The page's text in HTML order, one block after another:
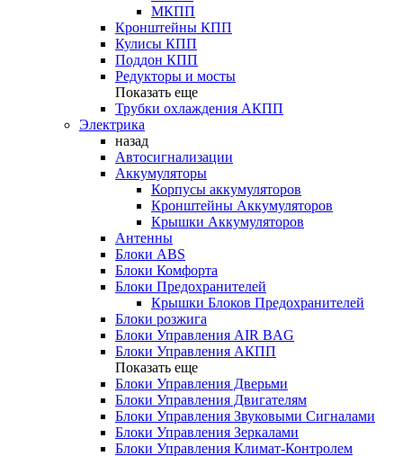
МКПП
Кронштейны КПП
Кулисы КПП
Поддон КПП
Редукторы и мосты
Показать еще
Трубки охлаждения АКПП
Электрика
назад
Автосигнализации
Аккумуляторы
Корпусы аккумуляторов
Кронштейны Аккумуляторов
Крышки Аккумуляторов
Антенны
Блоки ABS
Блоки Комфорта
Блоки Предохранителей
Крышки Блоков Предохранителей
Блоки розжига
Блоки Управления AIR BAG
Блоки Управления АКПП
Показать еще
Блоки Управления Дверьми
Блоки Управления Двигателям
Блоки Управления Звуковыми Сигналами
Блоки Управления Зеркалами
Блоки Управления Климат-Контролем